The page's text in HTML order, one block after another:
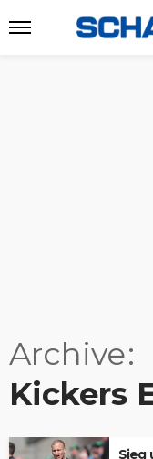
Archive
Kickers
Sieg